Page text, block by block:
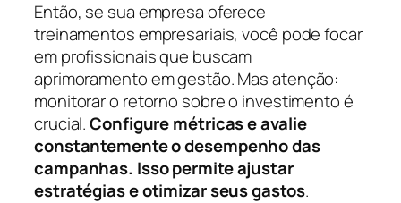
Então, se sua empresa oferece
treinamentos empresariais, você pode focar
em profissionais que buscam
aprimoramento em gestão. Mas atenção:
monitorar o retorno sobre o investimento é
crucial.Configure métricas e avalie
constantemente o desempenho das
campanhas. Isso permite ajustar
estratégias e otimizar seus gastos.